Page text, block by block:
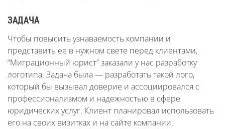
ЗАДАЧА
Чтобы повысить узнаваемость компании и
представить ее в нужном свете перед клиентами,
“Миграционный юрист” заказали у нас разработку
логотипа. Задача была — разработать такой лого,
который бы вызывал доверие и ассоциировался с
профессионализмом и надежностью в сфере
юридических услуг. Клиент планировал использовать
его на своих визитках и на сайте компании.